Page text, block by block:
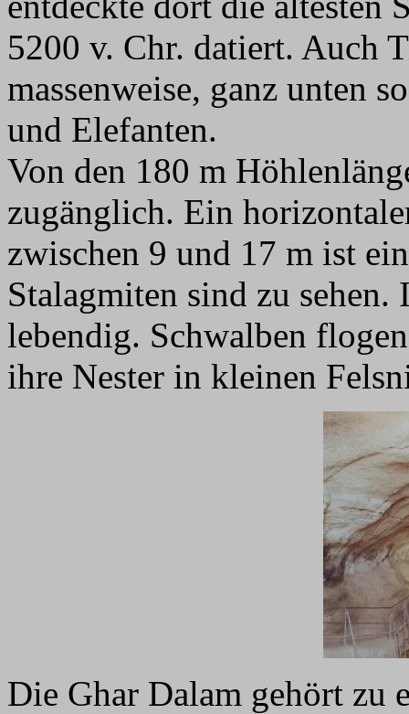
5200 v. Chr. datiert. Auch
massenweise, ganz unten
und Elefanten.
Von den 180 m
zugänglich. Ein
zwischen 9 und 17 m ist
Stalagmiten sind zu
lebendig. Schwalben
ihre Nester in kleinen
Die Ghar Dalam gehört zu